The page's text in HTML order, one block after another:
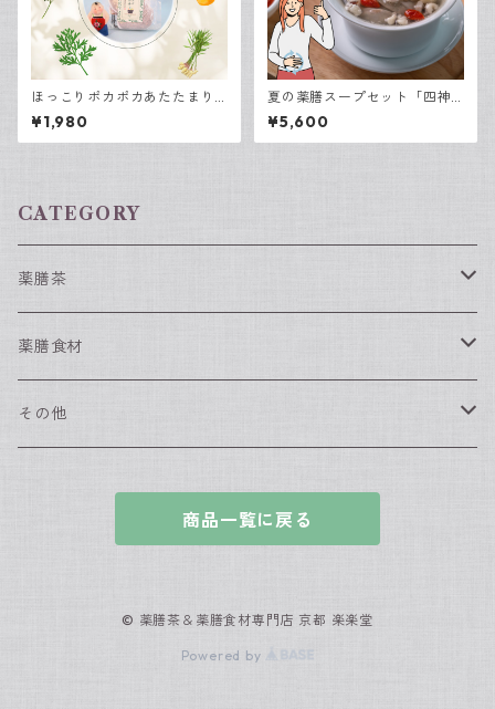
ほっこりポカポカあたたまり
乃湯［3袋入り］
¥1,980
夏の薬膳スープセット「四神
湯（ししんとう）」3袋入り
¥5,600
CATEGORY
薬膳茶
春におすすめの薬膳茶
夏におすすめの薬膳茶
冬におすすめの薬膳茶
一年中飲んで欲しい養生茶
薬膳食材
薬膳食材（単品）
薬膳スィーツセット
薬膳鍋・スープ
その他
商品一覧に戻る
© 薬膳茶＆薬膳食材専門店 京都 楽楽堂
Powered by